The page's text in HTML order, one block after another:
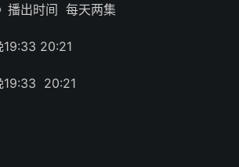
播出时间 每天两集
19:33 20:21
19:33 20:21